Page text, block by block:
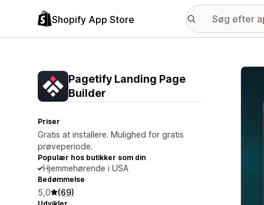
Shopify App Store
Pagetify Landing Page
Builder
Priser
Gratis at installere. Mulighed for gratis
prøveperiode.
Populær hos butikker som din
Hjemmehørende i USA
Bedømmelse
5,0 (69)